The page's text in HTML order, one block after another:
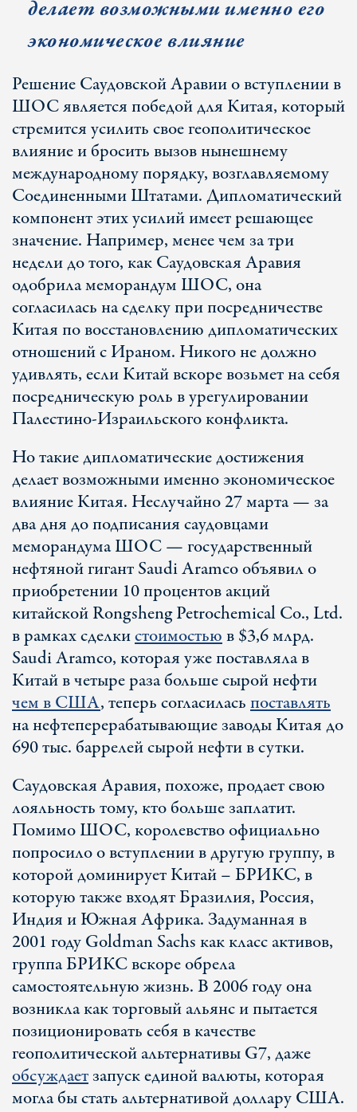
делает возможными именно его
экономическое влияние
Решение Саудовской Аравии о вступлении в
ШОС является победой для Китая, который
стремится усилить свое геополитическое
влияние и бросить вызов нынешнему
международному порядку, возглавляемому
Соединенными Штатами. Дипломатический
компонент этих усилий имеет решающее
значение. Например, менее чем за три
недели до того, как Саудовская Аравия
одобрила меморандум ШОС, она
согласилась на сделку при посредничестве
Китая по восстановлению дипломатических
отношений с Ираном. Никого не должно
удивлять, если Китай вскоре возьмет на себя
посредническую роль в урегулировании
Палестино-Израильского конфликта.
Но такие дипломатические достижения
делает возможными именно экономическое
влияние Китая. Неслучайно 27 марта — за
два дня до подписания саудовцами
меморандума ШОС — государственный
нефтяной гигант Saudi Aramco объявил о
приобретении 10 процентов акций
китайской Rongsheng Petrochemical Co., Ltd.
в рамках сделкистоимостьюв $3,6 млрд.
Saudi Aramco, которая уже поставляла в
Китай в четыре раза больше сырой нефти
чем в США, теперь согласиласьпоставлять
на нефтеперерабатывающие заводы Китая до
690 тыс. баррелей сырой нефти в сутки.
Саудовская Аравия, похоже, продает свою
лояльность тому, кто больше заплатит.
Помимо ШОС, королевство официально
попросило о вступлении в другую группу, в
которой доминирует Китай – БРИКС, в
которую также входят Бразилия, Россия,
Индия и Южная Африка. Задуманная в
2001 году Goldman Sachs как класс активов,
группа БРИКС вскоре обрела
самостоятельную жизнь. В 2006 году она
возникла как торговый альянс и пытается
позиционировать себя в качестве
геополитической альтернативы G7, даже
обсуждаетзапуск единой валюты, которая
могла бы стать альтернативой доллару США.